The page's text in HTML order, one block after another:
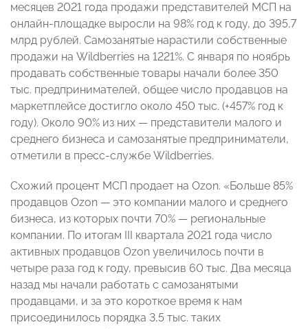
месяцев 2021 года продажи представителей МСП на
онлайн-площадке выросли на 98% год к году, до 395,7
млрд рублей. Самозанятые нарастили собственные
продажи на Wildberries на 1221%. С января по ноябрь
продавать собственные товары начали более 350
тыс. предпринимателей, общее число продавцов на
маркетплейсе достигло около 450 тыс. (+457% год к
году). Около 90% из них — представители малого и
среднего бизнеса и самозанятые предприниматели,
отметили в пресс-службе Wildberries.
Схожий процент МСП продает на Ozon. «Больше 85%
продавцов Ozon — это компании малого и среднего
бизнеса, из которых почти 70% — региональные
компании. По итогам III квартала 2021 года число
активных продавцов Ozon увеличилось почти в
четыре раза год к году, превысив 60 тыс. Два месяца
назад мы начали работать с самозанятыми
продавцами, и за это короткое время к нам
присоединилось порядка 3,5 тыс. таких